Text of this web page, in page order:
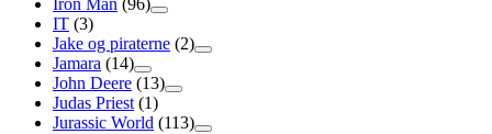
IT (3)
Jake og piraterne (2)
Jamara (14)
John Deere (13)
Judas Priest (1)
Jurassic World (113)